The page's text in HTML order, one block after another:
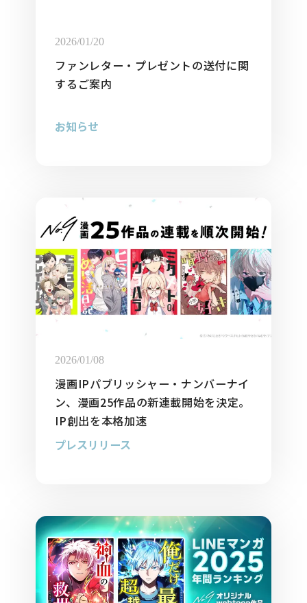
2026/01/20
ファンレター・プレゼントの送付に関
するご案内
お知らせ
2026/01/08
漫画IPパブリッシャー・ナンバーナイ
ン、漫画25作品の新連載開始を決定。
IP創出を本格加速
プレスリリース